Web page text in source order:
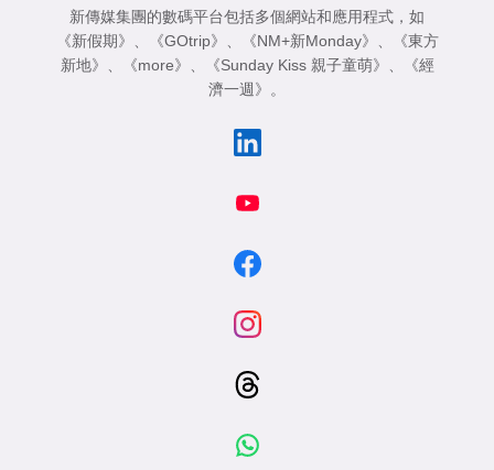
新傳媒集團的數碼平台包括多個網站和應用程式，如
《新假期》
《GOtrip》 《NM+新Monday》
《東方
新地》
《more》 《Sunday Kiss 親子童萌》
《經
濟一週》
。